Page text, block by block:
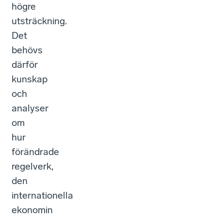
högre
utsträckning.
Det
behövs
därför
kunskap
och
analyser
om
hur
förändrade
regelverk,
den
internationella
ekonomin